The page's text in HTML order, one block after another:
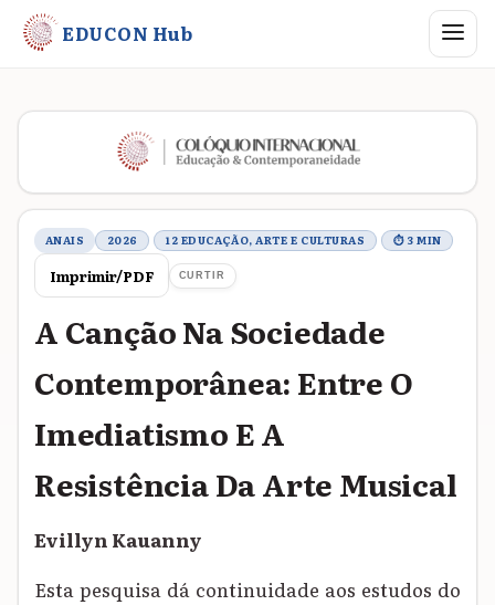
EDUCON Hub Abrir
Metadados do trabalho
ANAIS 2026 12 EDUCAÇÃO, ARTE E CULTURAS ⏱ 3 MIN
Imprimir/PDF CURTIR
A Canção Na Sociedade
Contemporânea: Entre O
Imediatismo E A
Resistência Da Arte Musical
Evillyn Kauanny
Esta pesquisa dá continuidade aos estudos do